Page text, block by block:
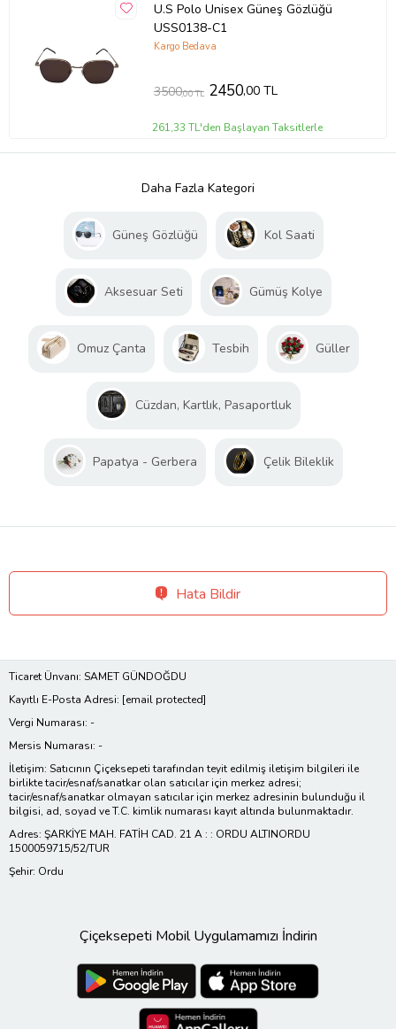
U.S Polo Unisex Güneş Gözlüğü
USS0138-C1
Kargo Bedava
3500,00 TL 2450,00 TL
261,33 TL'den Başlayan Taksitlerle
Daha Fazla Kategori
Güneş Gözlüğü Kol Saati
Aksesuar Seti Gümüş Kolye
Omuz Çanta Tesbih Güller
Cüzdan, Kartlık, Pasaportluk
Papatya - Gerbera Çelik Bileklik
Hata Bildir
Ticaret Ünvanı: SAMET GÜNDOĞDU
Kayıtlı E-Posta Adresi: [email protected]
Vergi Numarası: -
Mersis Numarası: -
İletişim: Satıcının Çiçeksepeti tarafından teyit edilmiş iletişim bilgileri ile
birlikte tacir/esnaf/sanatkar olan satıcılar için merkez adresi;
tacir/esnaf/sanatkar olmayan satıcılar için merkez adresinin bulunduğu il
bilgisi, ad, soyad ve T.C. kimlik numarası kayıt altında bulunmaktadır.
Adres: ŞARKİYE MAH. FATİH CAD. 21 A : : ORDU ALTINORDU
1500059715/52/TUR
Şehir: Ordu
Çiçeksepeti Mobil Uygulamamızı İndirin